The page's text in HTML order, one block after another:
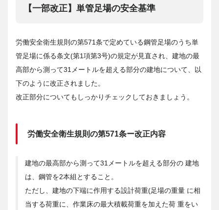
【一部改正】単管足場の安全基準
労働安全衛生規則の第571条で定めている鋼管足場のうち単
管足場に係る条文(第1項第3号)の規定が見直され、建地の最
高部から測って31メートルを超える部分の建地について、以
下のように改正されました。
改正部分についてもしっかりチェックしておきましょう。
労働安全衛生規則の第571条ー改正内容
建地の最高部から測って31メートルを超える部分の 建地
は、鋼管を2本組とすること。
ただし、建地の下端に作用する設計荷重(足場の重量 に相
当する荷重に、作業床の最大積載荷重を加えた荷 重をい